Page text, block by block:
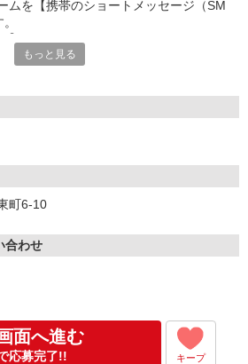
ムを【携帯のショートメッセージ（SM
より応募ください。
職種のみとなります。
もっと見る
町6-10
合わせ
面へ進む
応募完了!! キープ